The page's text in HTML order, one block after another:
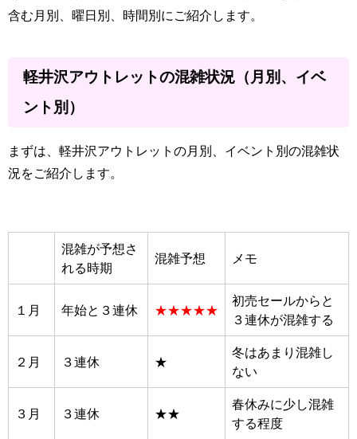
含む月別、曜日別、時間別にご紹介します。
軽井沢アウトレットの混雑状況（月別、イベ
ント別）
まずは、軽井沢アウトレットの月別、イベント別の混雑状
況をご紹介します。
混雑が予想さ
れる時期
混雑予想 メモ
１月 年始と３連休 ★★★★★
初売セールからと
３連休が混雑する
２月 ３連休 ★
冬はあまり混雑し
ない
３月 ３連休 ★★
春休みに少し混雑
する程度